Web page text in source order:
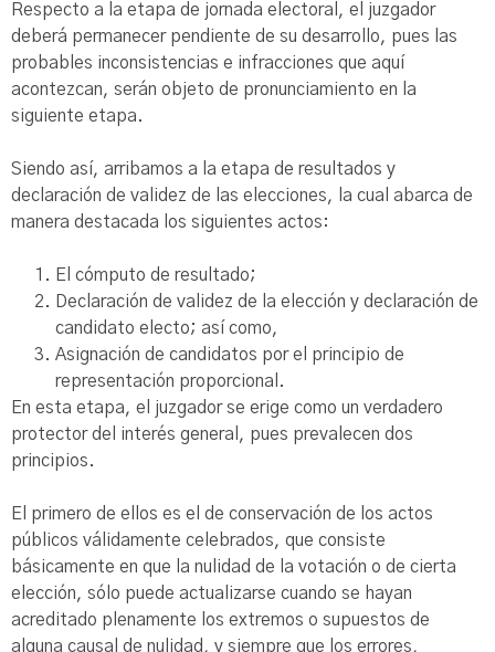
Respecto a la etapa de jornada electoral, el juzgador
deberá permanecer pendiente de su desarrollo, pues las
probables inconsistencias e infracciones que aquí
acontezcan, serán objeto de pronunciamiento en la
siguiente etapa.
Siendo así, arribamos a la etapa de resultados y
declaración de validez de las elecciones, la cual abarca de
manera destacada los siguientes actos:
El cómputo de resultado;
Declaración de validez de la elección y declaración de
candidato electo; así como,
Asignación de candidatos por el principio de
representación proporcional.
En esta etapa, el juzgador se erige como un verdadero
protector del interés general, pues prevalecen dos
principios.
El primero de ellos es el de conservación de los actos
públicos válidamente celebrados, que consiste
básicamente en que la nulidad de la votación o de cierta
elección, sólo puede actualizarse cuando se hayan
acreditado plenamente los extremos o supuestos de
alguna causal de nulidad, y siempre que los errores,